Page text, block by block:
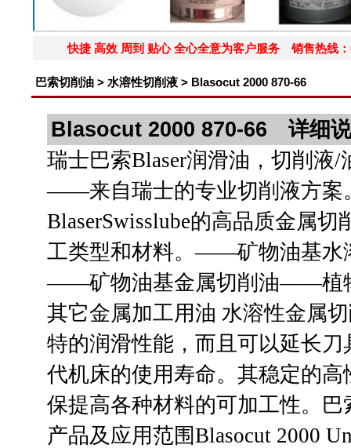
快捷 高效 周到 贴心 全心全意为客户服务 销售热线
巴索切削油 > 水溶性切削液 > Blasocut 2000 870-66
Blasocut 2000 870-66 详细
瑞士巴索Blaser润滑油，切削液
——来自瑞士的专业切削液方案
BlaserSwisslube的高品质金属
工类型和材料。——矿物油基
——矿物油基金属切削油——植
其它金属加工用油 水溶性金属
特的润滑性能，而且可以延长
代机床的使用寿命。其稳定的
保提高各种材料的可加工性。
产品及应用范围Blasocut 2000